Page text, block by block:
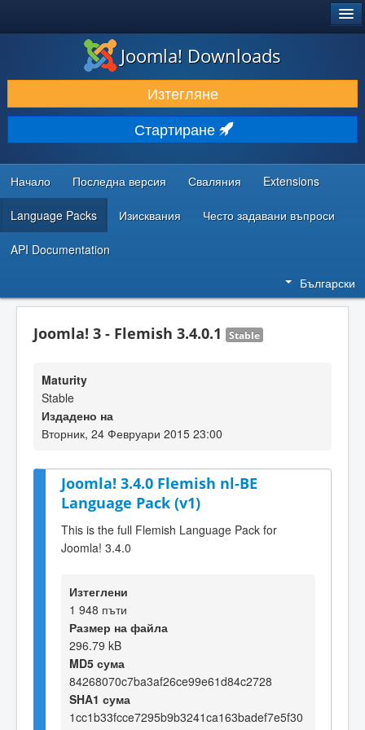
ИЗТЕГЛЯНЕ & РАЗШИРЯВАНЕ
ОТКРИВАЙТЕ & УЧЕТЕ
ОБЩНОСТ & ПОДДРЪЖКА
РЕСУРСИ ЗА РАЗРАБОТКА
Joomla! Downloads
Изтегляне
Стартиране
Начало Последна версия Сваляния Extensions
Language Packs Изисквания Често задавани въпроси
API Documentation
Български
Joomla! 3 - Flemish 3.4.0.1 Stable
Maturity
Stable
Издадено на
Вторник, 24 Февруари 2015 23:00
Joomla! 3.4.0 Flemish nl-BE
Language Pack (v1)
This is the full Flemish Language Pack for
Joomla! 3.4.0
Изтеглени
1 948 пъти
Размер на файла
296.79 kB
MD5 сума
84268070c7ba3af26ce99e61d84c2728
SHA1 сума
1cc1b33fcce7295b9b3241ca163badef7e5f30